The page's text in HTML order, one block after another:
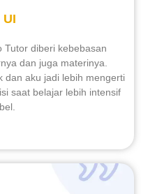
Tutor diberi kebebasan
dan juga materinya.
dan aku jadi lebih mengerti
saat belajar lebih intensif